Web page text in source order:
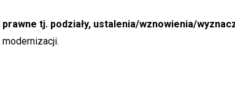
tj. podziały, ustalenia/wznowienia/
modernizacji.